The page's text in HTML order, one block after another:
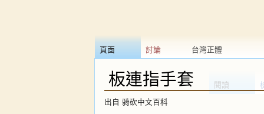
板連指手套
出自 骑砍中文百科
頁面 討論 台灣正體
閱讀